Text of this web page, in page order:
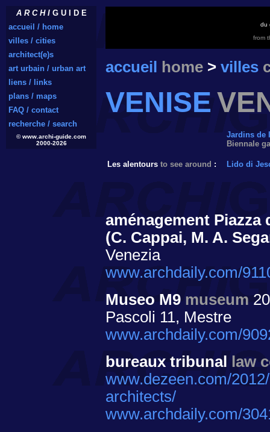
A R C H IG U I D E
accueil / home
villes / cities
architect(e)s
art urbain / urban art
liens / links
plans / maps
FAQ / contact
recherche / search
© www.archi-guide.com
2000-2026
du
from
accueil home > villes
VENISE
Jardins de
Biennale
Les alentours to see around : Lido di
aménagement Piazza
(C. Cappai, M. A.
Venezia
www.archdaily.com/
Museo M9 museum
Pascoli 11, Mestre
www.archdaily.com/
bureaux tribunal
law
www.dezeen.com/
architects/
www.archdaily.com/